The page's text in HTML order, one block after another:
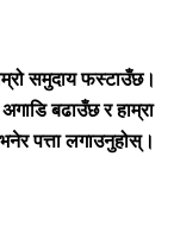
समुदाय फस्टाउँछ।
बढाउँछ र हाम्रा
पत्ता लगाउनुहोस्।